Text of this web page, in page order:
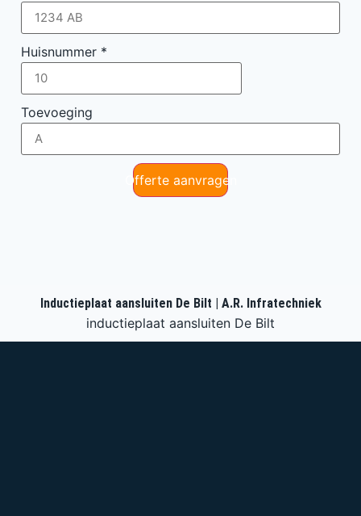
Huisnummer *
Toevoeging
Offerte aanvragen
Inductieplaat aansluiten De Bilt | A.R. Infratechniek
inductieplaat aansluiten De Bilt